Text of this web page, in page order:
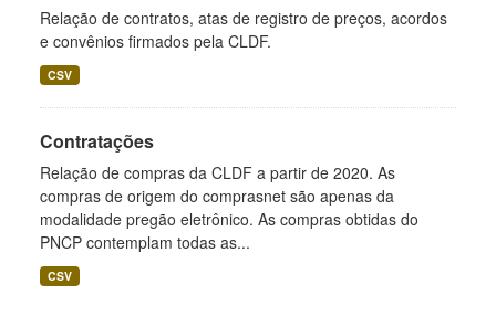
Relação de contratos, atas de registro de preços, acordos
e convênios firmados pela CLDF.
CSV
Contratações
Relação de compras da CLDF a partir de 2020. As
compras de origem do comprasnet são apenas da
modalidade pregão eletrônico. As compras obtidas do
PNCP contemplam todas as...
CSV